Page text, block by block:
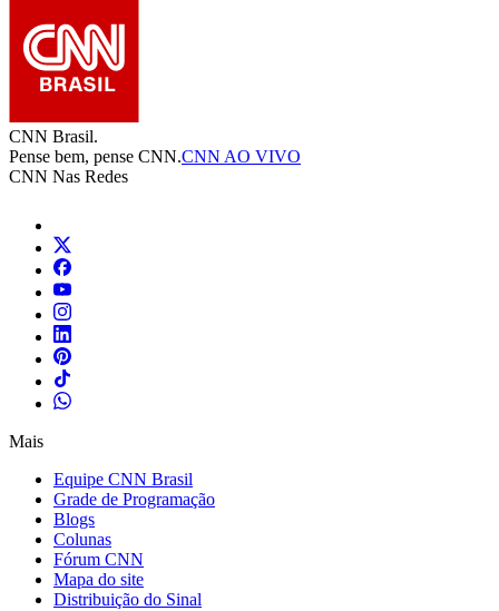
CNN Brasil.
Pense bem, pense CNN.CNN AO VIVO
CNN Nas Redes
Mais
Equipe CNN Brasil
Grade de Programação
Blogs
Colunas
Fórum CNN
Mapa do site
Distribuição do Sinal